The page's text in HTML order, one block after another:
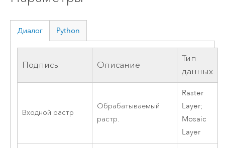
Диалог Python
Подпись Описание
Тип
данных
Входной растр
Обрабатываемый
растр.
Raster
Layer;
Mosaic
Layer